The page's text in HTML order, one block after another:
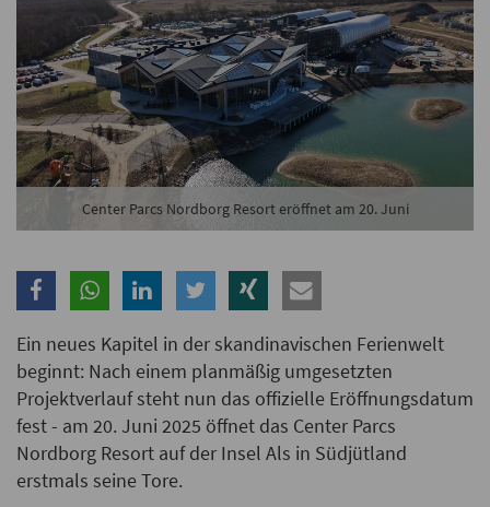
Center Parcs Nordborg Resort eröffnet am 20. Juni
Ein neues Kapitel in der skandinavischen Ferienwelt
beginnt: Nach einem planmäßig umgesetzten
Projektverlauf steht nun das offizielle Eröffnungsdatum
fest - am 20. Juni 2025 öffnet das Center Parcs
Nordborg Resort auf der Insel Als in Südjütland
erstmals seine Tore.
Ich möchte folgende Newsletter erhalten
Tageskarte-Newsletter (gegen 8.30 Uhr)
Ich habe dieDatenschutzerklärung
genommen.
Anmelden Danke, heute nicht